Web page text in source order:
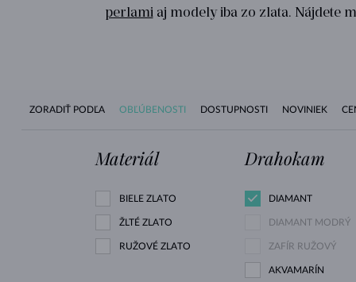
perlamiaj modely iba zo zlata. Nájdete
ZORADIŤ PODĽA OBĽÚBENOSTI DOSTUPNOSTI NOVINIEK
Materiál
BIELE ZLATO
ŽLTÉ ZLATO
RUŽOVÉ ZLATO
Drahokam
DIAMANT
DIAMANT MODRÝ
ZAFÍR RUŽOVÝ
AKVAMARÍN